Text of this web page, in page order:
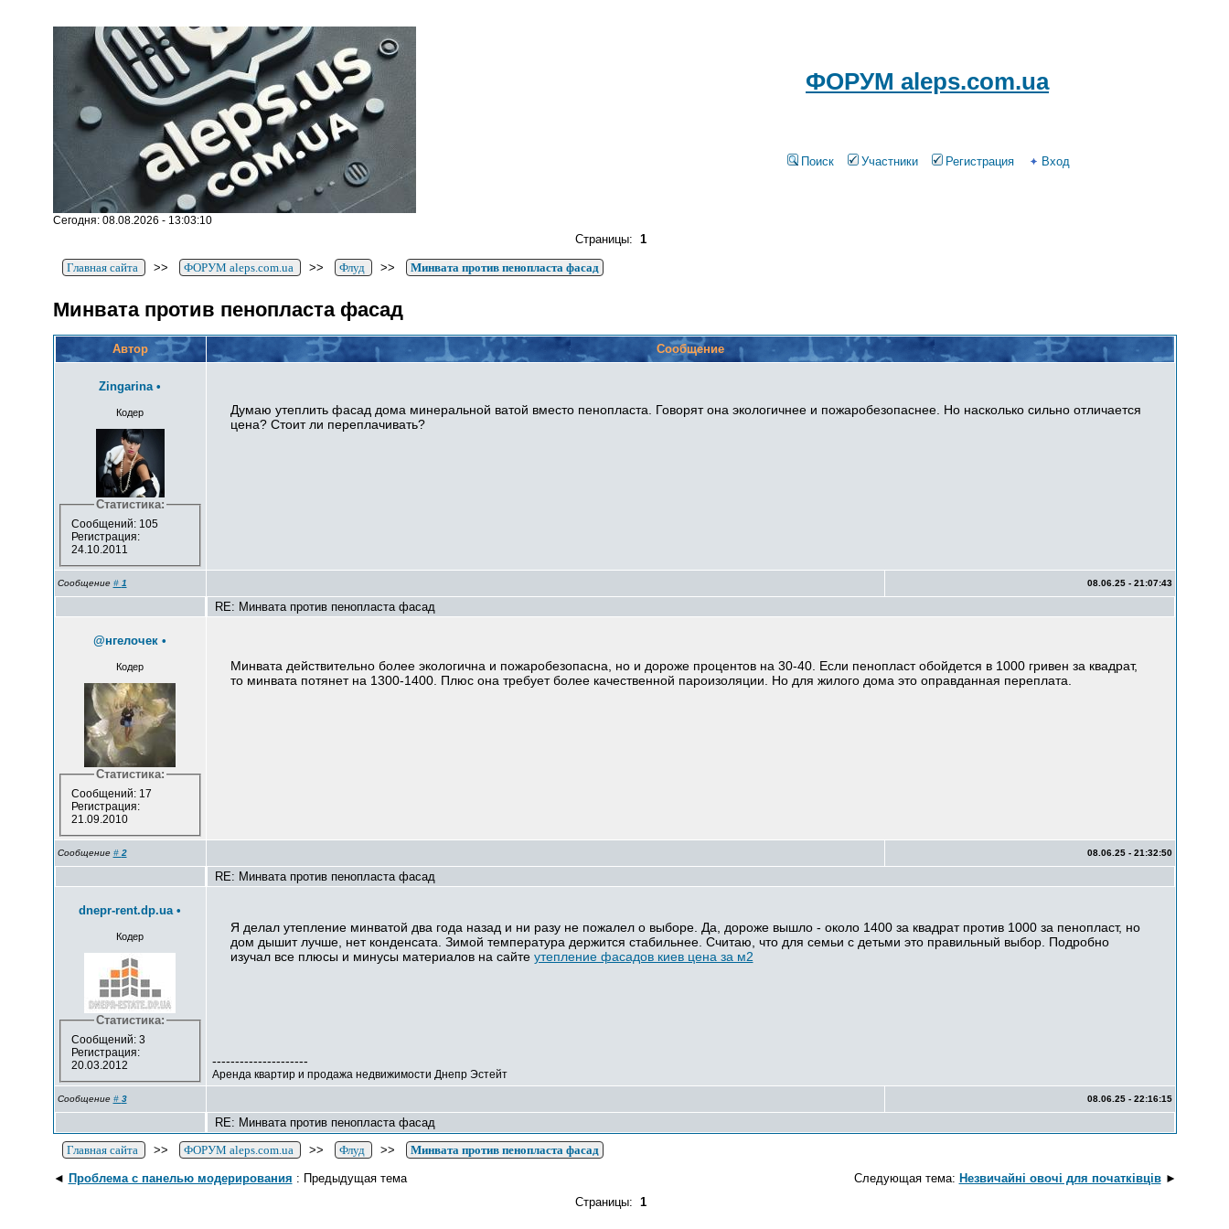
ФОРУМ aleps.com.ua
Поиск Участники Регистрация Вход
Сегодня: 08.08.2026 - 13:03:10
Страницы: 1
Главная сайта >> ФОРУМ aleps.com.ua >> Флуд >> Минвата против пенопласта фасад
Минвата против пенопласта фасад
Автор Сообщение
Zingarina •
Кодер
Статистика:
Сообщений: 105
Регистрация:
24.10.2011
Думаю утеплить фасад дома минеральной ватой вместо пенопласта. Говорят она экологичнее и пожаробезопаснее. Но насколько сильно отличается
цена? Стоит ли переплачивать?
Сообщение # 1 08.06.25 - 21:07:43
RE: Минвата против пенопласта фасад
@нгелочек •
Кодер
Статистика:
Сообщений: 17
Регистрация:
21.09.2010
Минвата действительно более экологична и пожаробезопасна, но и дороже процентов на 30-40. Если пенопласт обойдется в 1000 гривен за квадрат,
то минвата потянет на 1300-1400. Плюс она требует более качественной пароизоляции. Но для жилого дома это оправданная переплата.
Сообщение # 2 08.06.25 - 21:32:50
RE: Минвата против пенопласта фасад
dnepr-rent.dp.ua •
Кодер
Статистика:
Сообщений: 3
Регистрация:
20.03.2012
Я делал утепление минватой два года назад и ни разу не пожалел о выборе. Да, дороже вышло - около 1400 за квадрат против 1000 за пенопласт, но
дом дышит лучше, нет конденсата. Зимой температура держится стабильнее. Считаю, что для семьи с детьми это правильный выбор. Подробно
изучал все плюсы и минусы материалов на сайте утепление фасадов киев цена за м2
---------------------
Аренда квартир и продажа недвижимости Днепр Эстейт
Сообщение # 3 08.06.25 - 22:16:15
RE: Минвата против пенопласта фасад
Главная сайта
>> ФОРУМ aleps.com.ua >> Флуд >> Минвата против пенопласта фасад
◄ Проблема с панелью модерирования : Предыдущая тема Следующая тема: Незвичайні овочі для початківців►
Страницы: 1